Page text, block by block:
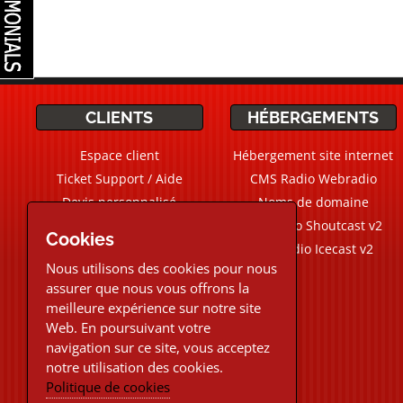
CLIENTS
Espace client
Ticket Support / Aide
Devis personnalisé
Aide Live
02.30.96.48.87
Téléphone et Live chat
du Lundi au Vendredi
9h-12h30/13h30-18h
Support ticket email 24/24h
7/7j
HÉBERGEMENTS
Hébergement site internet
CMS Radio Webradio
Noms de domaine
Webradio Shoutcast v2
Webradio Icecast v2
Cookies
Nous utilisons des cookies pour nous
assurer que nous vous offrons la
meilleure expérience sur notre site
Web. En poursuivant votre
navigation sur ce site, vous acceptez
notre utilisation des cookies.
Politique de cookies